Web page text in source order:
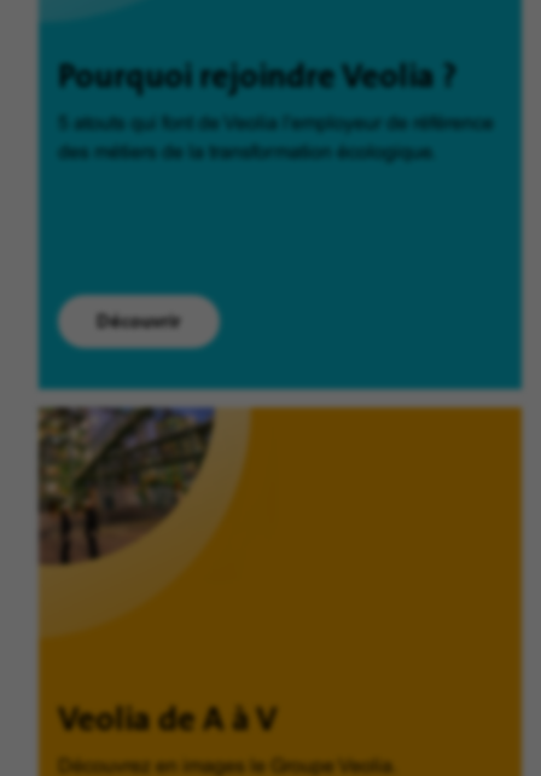
Pourquoi rejoindre Veolia ?
Découvrir
Veolia de A à V
Découvrez en images le Groupe Veolia.